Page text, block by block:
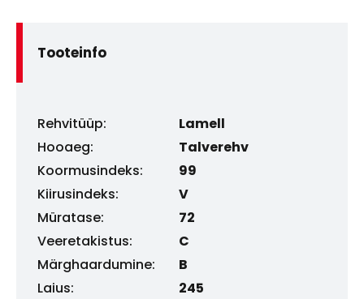
Tooteinfo
Rehvitüüp:
Lamell
Hooaeg:
Talverehv
Koormusindeks:
99
Kiirusindeks:
V
Müratase:
72
Veeretakistus:
C
Märghaardumine:
B
Laius:
245